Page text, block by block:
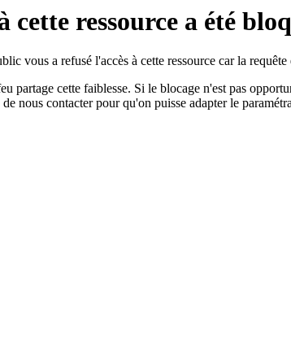
cette ressource a été
vous a refusé l'accès à cette ressource car la
partage cette faiblesse. Si le blocage n'est pas
nous contacter pour qu'on puisse adapter le